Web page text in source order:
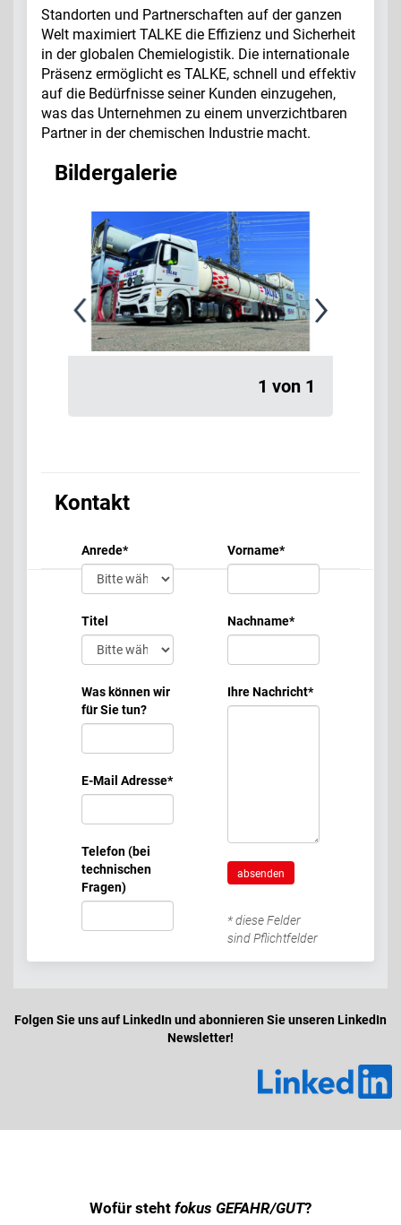
Standorten und Partnerschaften auf der ganzen
Welt maximiert TALKE die Effizienz und Sicherheit
in der globalen Chemielogistik. Die internationale
Präsenz ermöglicht es TALKE, schnell und effektiv
auf die Bedürfnisse seiner Kunden einzugehen,
was das Unternehmen zu einem unverzichtbaren
Partner in der chemischen Industrie macht.
Bildergalerie
1 von 1
Kontakt
Anrede*
Titel
Was können wir
für Sie tun?
E-Mail Adresse*
Telefon (bei
technischen
Fragen)
Vorname*
Nachname*
Ihre Nachricht*
absenden
* diese Felder
sind Pflichtfelder
Folgen Sie uns auf LinkedIn und abonnieren Sie unseren LinkedIn
Newsletter!
Wofür steht fokus GEFAHR/GUT?